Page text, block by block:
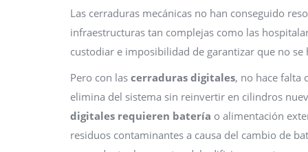
Las cerraduras mecánicas no han conseguido
infraestructuras tan complejas como las
custodiar e imposibilidad de garantizar que no se
Pero con las cerraduras digitales, no hace falta
elimina del sistema sin reinvertir en cilindros
digitales requieren batería o alimentación
residuos contaminantes a causa del cambio de